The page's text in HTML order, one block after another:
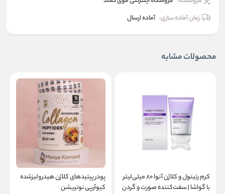
زمان آماده سازی: آماده ارسال
محصولات مشابه
کرم رتینول و کلاژن آنوا ۸۰ میلی‌لیتر
با گواشا | سفت‌کننده صورت و گردن
پودر پپتیدهای کلاژن هیدرولیزشده
کیو‌آرپی نوتریشن